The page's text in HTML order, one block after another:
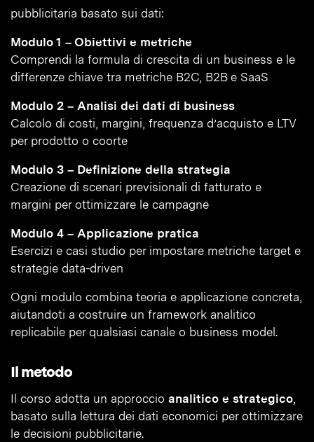
pubblicitaria basato sui dati:
Modulo 1 – Obiettivi e metriche
Comprendi la formula di crescita di un business e le
differenze chiave tra metriche B2C, B2B e SaaS
Modulo 2 – Analisi dei dati di business
Calcolo di costi, margini, frequenza d’acquisto e LTV
per prodotto o coorte
Modulo 3 – Definizione della strategia
Creazione di scenari previsionali di fatturato e
margini per ottimizzare le campagne
Modulo 4 – Applicazione pratica
Esercizi e casi studio per impostare metriche target e
strategie data-driven
Ogni modulo combina teoria e applicazione concreta,
aiutandoti a costruire un framework analitico
replicabile per qualsiasi canale o business model.
Il metodo
Il corso adotta un approccio analitico e strategico,
basato sulla lettura dei dati economici per ottimizzare
le decisioni pubblicitarie.